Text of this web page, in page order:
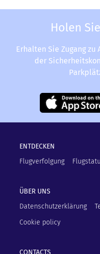
Holen
Erhalten Sie Zugang
der
ENTDECKEN
Flugverfolgung
ÜBER UNS
Datenschutzerklärung
Cookie policy